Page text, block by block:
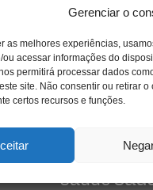
Gerenciar o
as melhores experiências,
ou acessar informações do
permitirá processar dados
site. Não consentir ou retirar
certos recursos e funções.
e
amor ansiedade
crianca cuidado
educação
freud infância
loucura luto
saúde